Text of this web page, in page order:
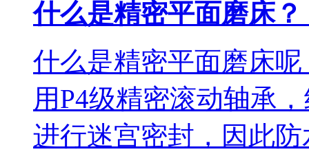
什么是精密平面磨床？
什么是精密平面磨床
用P4级精密滚动轴承
进行迷宫密封，因此